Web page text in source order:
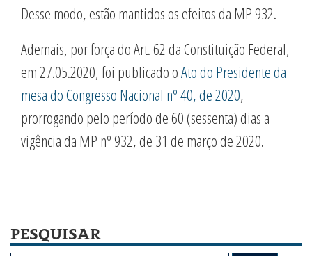
Desse modo, estão mantidos os efeitos da MP 932.
Ademais, por força do Art. 62 da Constituição Federal,
em 27.05.2020, foi publicado oAto do Presidente da
mesa do Congresso Nacional nº 40, de 2020,
prorrogando pelo período de 60 (sessenta) dias a
vigência da MP nº 932, de 31 de março de 2020.
PESQUISAR